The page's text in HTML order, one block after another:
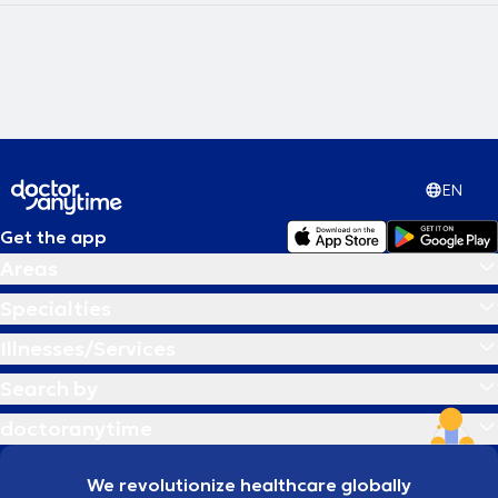
EN
Get the app
We revolutionize healthcare globally